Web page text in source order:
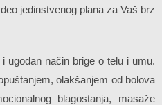
jedinstvenog plana za Vaš brz
ugodan način brige o telu i umu.
olakšanjem od bolova
blagostanja, masaže